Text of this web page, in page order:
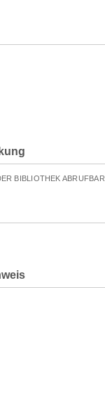
BIBLIOTHEK ABRUFBAR